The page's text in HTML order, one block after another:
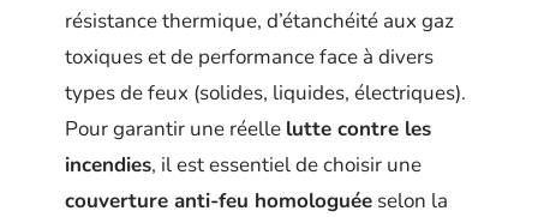
résistance thermique, d’étanchéité aux gaz
toxiques et de performance face à divers
types de feux (solides, liquides, électriques).
Pour garantir une réelle lutte contre les
incendies, il est essentiel de choisir une
couverture anti-feu homologuée selon la